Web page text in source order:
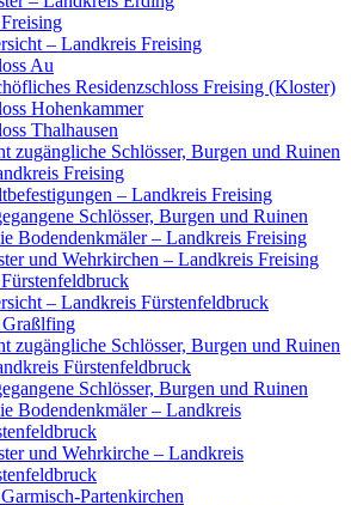
– Landkreis Freising
Au
Residenzschloss Freising (Kloster)
Hohenkammer
Thalhausen
zugängliche Schlösser, Burgen und Ruinen
Freising
– Landkreis Freising
Schlösser, Burgen und Ruinen
Bodendenkmäler – Landkreis Freising
und Wehrkirchen – Landkreis Freising
– Landkreis Fürstenfeldbruck
zugängliche Schlösser, Burgen und Ruinen
Fürstenfeldbruck
Schlösser, Burgen und Ruinen
Bodendenkmäler – Landkreis
und Wehrkirche – Landkreis
Partenkirchen